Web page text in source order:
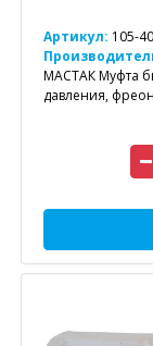
Артикул: 105-
МАСТАК Муфта
давления,